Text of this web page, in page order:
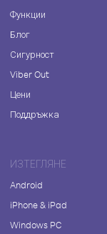
Функции
Блог
Сигурност
Viber Out
Цени
Поддръжка
ИЗТЕГЛЯНЕ
Android
iPhone & iPad
Windows PC